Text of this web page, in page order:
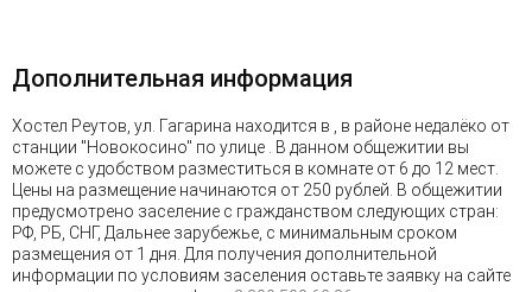
Дополнительная информация
Хостел Реутов, ул. Гагарина находится в , в районе недалёко от
станции "Новокосино" по улице . В данном общежитии вы
можете с удобством разместиться в комнате от 6 до 12 мест.
Цены на размещение начинаются от 250 рублей. В общежитии
предусмотрено заселение с гражданством следующих стран:
РФ, РБ, СНГ, Дальнее зарубежье, с минимальным сроком
размещения от 1 дня. Для получения дополнительной
информации по условиям заселения оставьте заявку на сайте